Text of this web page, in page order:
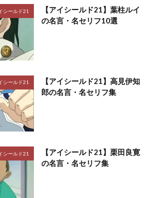
シールド21
【アイシールド21】葉柱ルイ
の名言・名セリフ10選
シールド21
【アイシールド21】高見伊知
郎の名言・名セリフ集
シールド21
【アイシールド21】栗田良寛
の名言・名セリフ集